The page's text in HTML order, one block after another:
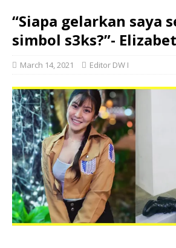
“Siapa gelarkan saya
simbol s3ks?”-
March 14, 2021 Editor DW I